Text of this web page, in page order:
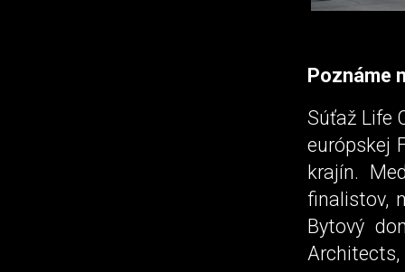
Poznáme
Súťaž Life
európskej
krajín.
finalistov,
Bytový